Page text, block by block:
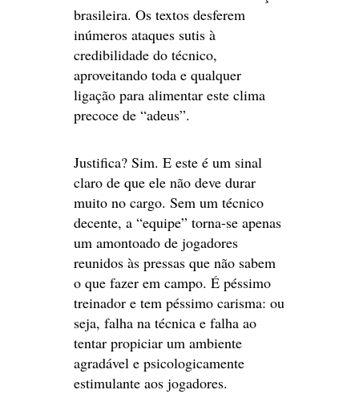
brasileira. Os textos desferem
inúmeros ataques sutis à
credibilidade do técnico,
aproveitando toda e qualquer
ligação para alimentar este clima
precoce de “adeus”.
Justifica? Sim. E este é um sinal
claro de que ele não deve durar
muito no cargo. Sem um técnico
decente, a “equipe” torna-se apenas
um amontoado de jogadores
reunidos às pressas que não sabem
o que fazer em campo. É péssimo
treinador e tem péssimo carisma: ou
seja, falha na técnica e falha ao
tentar propiciar um ambiente
agradável e psicologicamente
estimulante aos jogadores.